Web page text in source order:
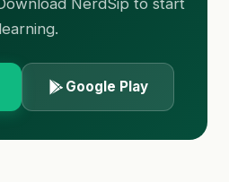
learning.
Google Play